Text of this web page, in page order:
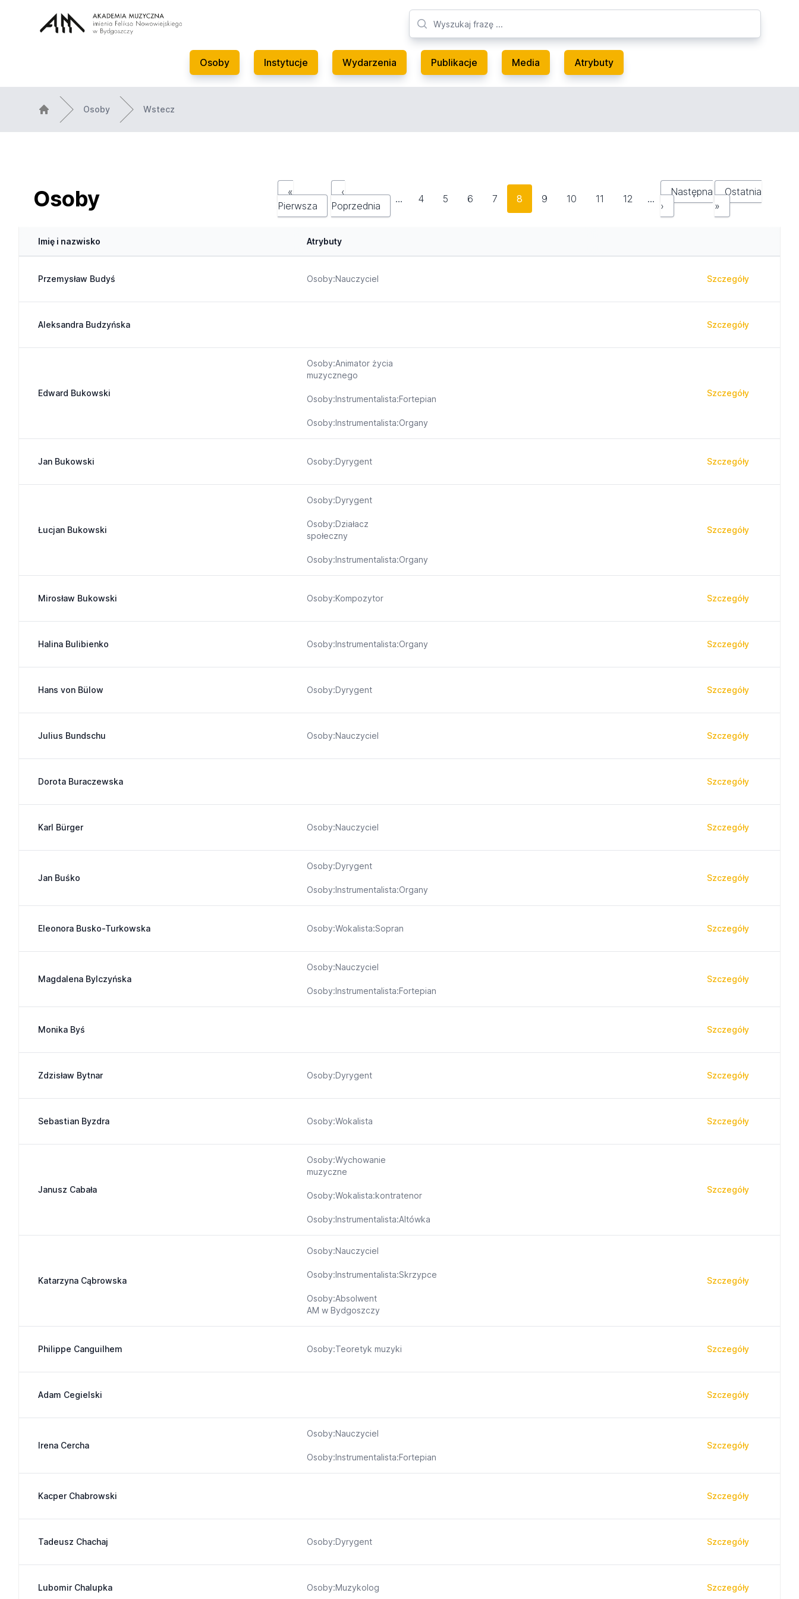
Osoby Instytucje Wydarzenia Publikacje Media Atrybuty
Osoby Wstecz
Osoby
«
Pierwsza
‹
Poprzednia
… 4 5 6 7 8 9 10 11 12 …
Następna
›
Ostatnia
»
Imię i nazwisko Atrybuty
Przemysław Budyś Osoby:Nauczyciel Szczegóły
Aleksandra Budzyńska Szczegóły
Edward Bukowski
Osoby:Animator życia
muzycznego
Osoby:Instrumentalista:Fortepian
Osoby:Instrumentalista:Organy
Szczegóły
Jan Bukowski Osoby:Dyrygent Szczegóły
Łucjan Bukowski
Osoby:Dyrygent
Osoby:Działacz
społeczny
Osoby:Instrumentalista:Organy
Szczegóły
Mirosław Bukowski Osoby:Kompozytor Szczegóły
Halina Bulibienko Osoby:Instrumentalista:Organy Szczegóły
Hans von Bülow Osoby:Dyrygent Szczegóły
Julius Bundschu Osoby:Nauczyciel Szczegóły
Dorota Buraczewska Szczegóły
Karl Bürger Osoby:Nauczyciel Szczegóły
Jan Buśko
Osoby:Dyrygent
Osoby:Instrumentalista:Organy
Szczegóły
Eleonora Busko-Turkowska Osoby:Wokalista:Sopran Szczegóły
Magdalena Bylczyńska
Osoby:Nauczyciel
Osoby:Instrumentalista:Fortepian
Szczegóły
Monika Byś Szczegóły
Zdzisław Bytnar Osoby:Dyrygent Szczegóły
Sebastian Byzdra Osoby:Wokalista Szczegóły
Janusz Cabała
Osoby:Wychowanie
muzyczne
Osoby:Wokalista:kontratenor
Osoby:Instrumentalista:Altówka
Szczegóły
Katarzyna Cąbrowska
Osoby:Nauczyciel
Osoby:Instrumentalista:Skrzypce
Osoby:Absolwent
AM w Bydgoszczy
Szczegóły
Philippe Canguilhem Osoby:Teoretyk muzyki Szczegóły
Adam Cegielski Szczegóły
Irena Cercha
Osoby:Nauczyciel
Osoby:Instrumentalista:Fortepian
Szczegóły
Kacper Chabrowski Szczegóły
Tadeusz Chachaj Osoby:Dyrygent Szczegóły
Lubomir Chalupka Osoby:Muzykolog Szczegóły